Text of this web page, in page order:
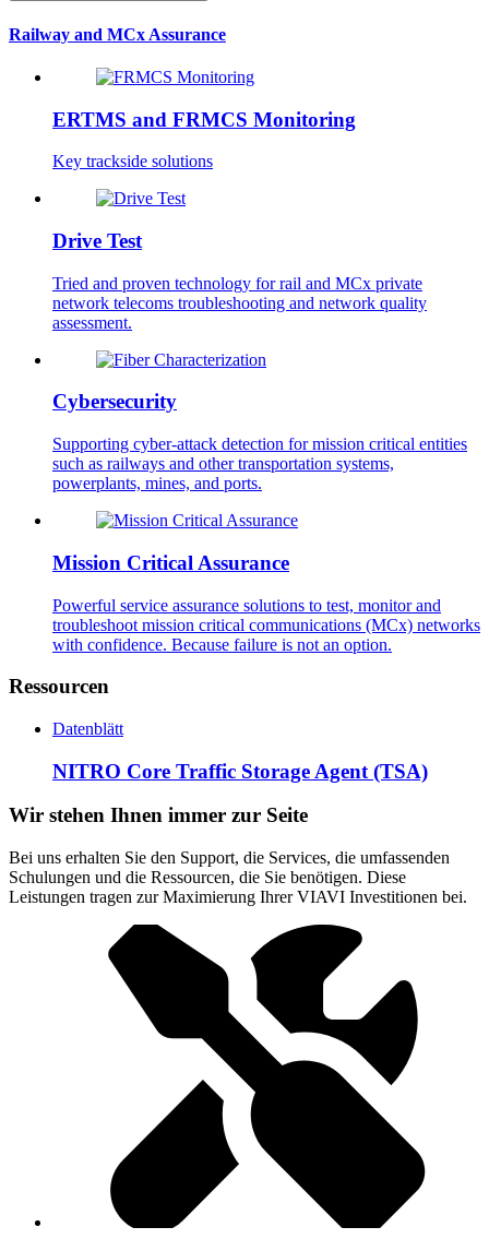
Railway and MCx Assurance
ERTMS and FRMCS Monitoring
Key trackside solutions
Drive Test
Tried and proven technology for rail and MCx private
network telecoms troubleshooting and network quality
assessment.
Cybersecurity
Supporting cyber-attack detection for mission critical entities
such as railways and other transportation systems,
powerplants, mines, and ports.
Mission Critical Assurance
Powerful service assurance solutions to test, monitor and
troubleshoot mission critical communications (MCx) networks
with confidence. Because failure is not an option.
Ressourcen
Datenblätt
NITRO Core Traffic Storage Agent (TSA)
Wir stehen Ihnen immer zur Seite
Bei uns erhalten Sie den Support, die Services, die umfassenden
Schulungen und die Ressourcen, die Sie benötigen. Diese
Leistungen tragen zur Maximierung Ihrer VIAVI Investitionen bei.